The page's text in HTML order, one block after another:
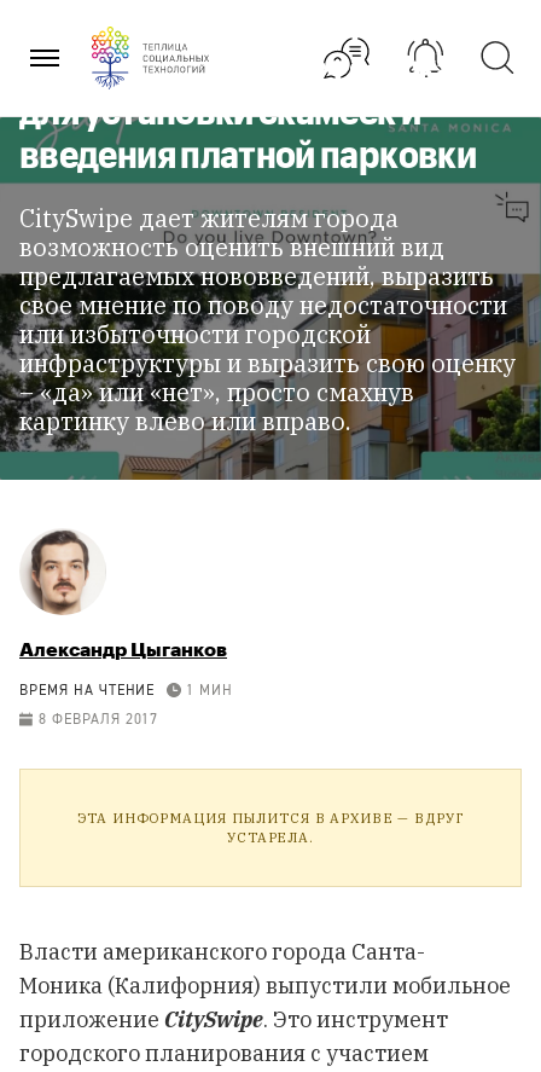
содержанию
Приложение CitySwipe:
учитывает «лайки» горожан
для установки скамеек и
введения платной парковки
CitySwipe дает жителям города
возможность оценить внешний вид
предлагаемых нововведений, выразить
свое мнение по поводу недостаточности
или избыточности городской
инфраструктуры и выразить свою оценку
– «да» или «нет», просто смахнув
картинку влево или вправо.
Александр Цыганков
ВРЕМЯ НА ЧТЕНИЕ
1 МИН
8 ФЕВРАЛЯ 2017
ЭТА ИНФОРМАЦИЯ ПЫЛИТСЯ В АРХИВЕ — ВДРУГ
УСТАРЕЛА.
Власти американского города Санта-
Моника (Калифорния) выпустили мобильное
приложение CitySwipe. Это инструмент
городского планирования с участием